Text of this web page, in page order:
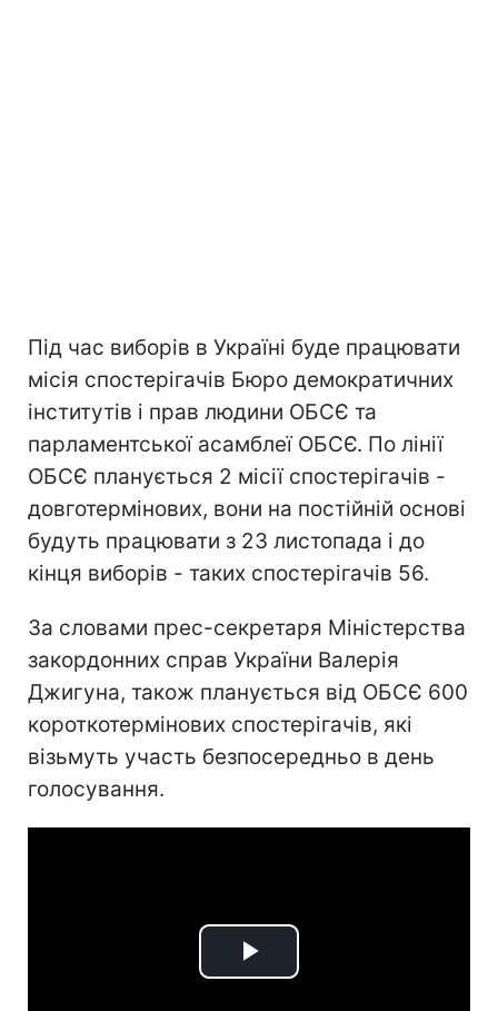
Під час виборів в Україні буде працювати
місія спостерігачів Бюро демократичних
інститутів і прав людини ОБСЄ та
парламентської асамблеї ОБСЄ. По лінії
ОБСЄ планується 2 місії спостерігачів -
довготермінових, вони на постійній основі
будуть працювати з 23 листопада і до
кінця виборів - таких спостерігачів 56.
За словами прес-секретаря Міністерства
закордонних справ України Валерія
Джигуна, також планується від ОБСЄ 600
короткотермінових спостерігачів, які
візьмуть участь безпосередньо в день
голосування.
Play